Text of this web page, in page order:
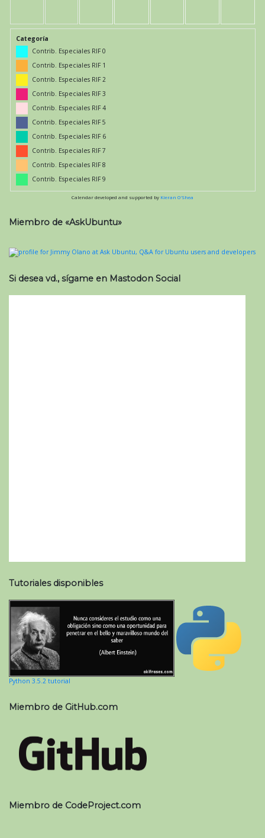
Categoría
Contrib. Especiales RIF 0
Contrib. Especiales RIF 1
Contrib. Especiales RIF 2
Contrib. Especiales RIF 3
Contrib. Especiales RIF 4
Contrib. Especiales RIF 5
Contrib. Especiales RIF 6
Contrib. Especiales RIF 7
Contrib. Especiales RIF 8
Contrib. Especiales RIF 9
Calendar developed and supported by Kieran O'Shea
Miembro de «AskUbuntu»
Si desea vd., sígame en Mastodon Social
Tutoriales disponibles
Python 3.5.2 tutorial
Miembro de GitHub.com
Miembro de CodeProject.com